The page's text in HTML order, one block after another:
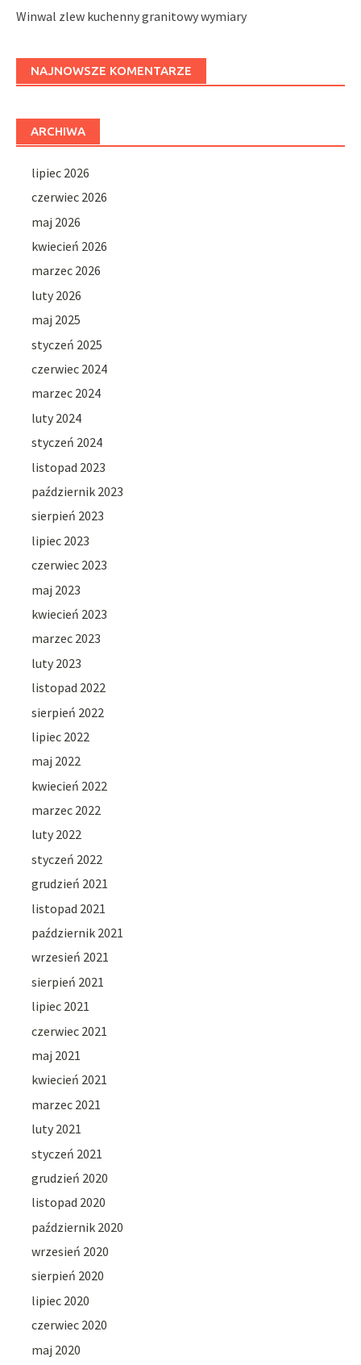
Winwal zlew kuchenny granitowy wymiary
NAJNOWSZE KOMENTARZE
ARCHIWA
lipiec 2026
czerwiec 2026
maj 2026
kwiecień 2026
marzec 2026
luty 2026
maj 2025
styczeń 2025
czerwiec 2024
marzec 2024
luty 2024
styczeń 2024
listopad 2023
październik 2023
sierpień 2023
lipiec 2023
czerwiec 2023
maj 2023
kwiecień 2023
marzec 2023
luty 2023
listopad 2022
sierpień 2022
lipiec 2022
maj 2022
kwiecień 2022
marzec 2022
luty 2022
styczeń 2022
grudzień 2021
listopad 2021
październik 2021
wrzesień 2021
sierpień 2021
lipiec 2021
czerwiec 2021
maj 2021
kwiecień 2021
marzec 2021
luty 2021
styczeń 2021
grudzień 2020
listopad 2020
październik 2020
wrzesień 2020
sierpień 2020
lipiec 2020
czerwiec 2020
maj 2020